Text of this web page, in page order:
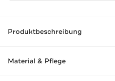
Produktbeschreibung
Material & Pflege